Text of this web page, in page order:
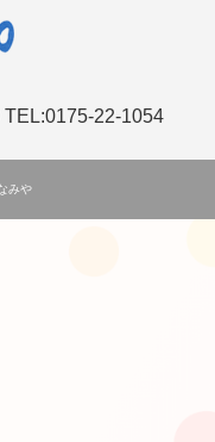
TEL:0175-22-1054
みや